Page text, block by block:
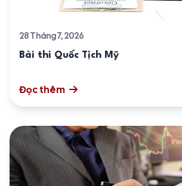
28 Tháng 7, 2026
Bài thi Quốc Tịch Mỹ
Đọc thêm